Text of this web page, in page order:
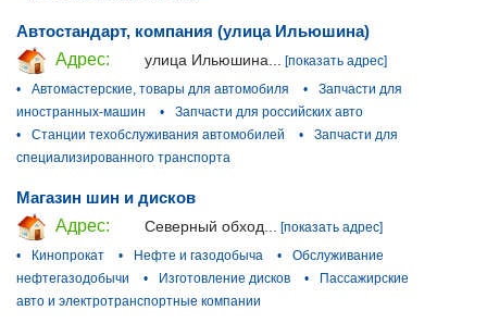
Автостандарт, компания (улица Ильюшина)
Адрес:
улица Ильюшина...
[показать адрес]
•
Автомастерские, товары для автомобиля •
Запчасти для
иностранных-машин
•
Запчасти для российских авто
•
Станции техобслуживания автомобилей •
Запчасти для
специализированного транспорта
Магазин шин и дисков
Адрес:
Северный обход...
[показать адрес]
•
Кинопрокат • Нефте и газодобыча •
Обслуживание
нефтегазодобычи
• Изготовление дисков •
Пассажирские
авто и электротранспортные компании